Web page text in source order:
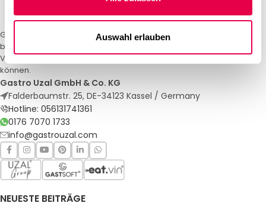
Auswahl erlauben
Gastro Uzal – Ihr Spezialist für Gastronomiemöbel und -textilien. Wir
bieten maßgeschneiderte Lösungen für Restaurants, Hotels und
Veranstaltungen. Qualität und Service, auf die Sie sich verlassen
können.
Gastro Uzal GmbH & Co. KG
Falderbaumstr. 25, DE-34123 Kassel / Germany
Hotline: 056131741361
0176 7070 1733
info@gastrouzal.com
NEUESTE BEITRÄGE